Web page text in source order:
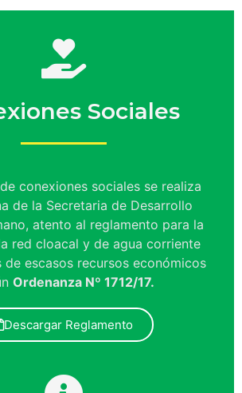
Sociales
conexiones sociales se realiza
de la Secretaria de Desarrollo
atento al reglamento para la
red cloacal y de agua corriente
de escasos recursos económicos
Ordenanza Nº 1712/17.
Descargar Reglamento